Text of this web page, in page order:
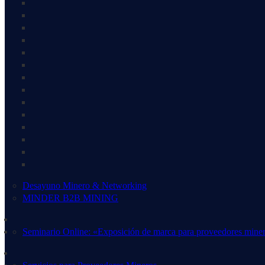
Desayuno Minero & Networking
MINDER B2B MINING
Seminario Online: «Exposición de marca para proveedores